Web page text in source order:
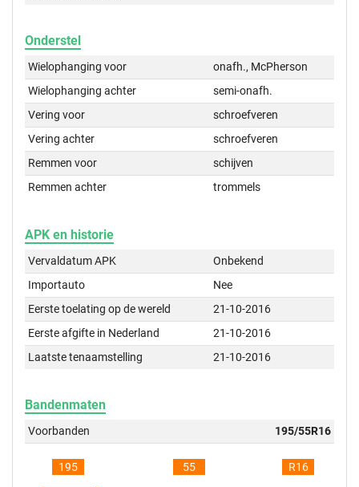
Onderstel
Wielophanging voor
onafh., McPherson
Wielophanging achter
semi-onafh.
Vering voor
schroefveren
Vering achter
schroefveren
Remmen voor
schijven
Remmen achter
trommels
APK en historie
Vervaldatum APK
Onbekend
Importauto
Nee
Eerste toelating op de wereld
21-10-2016
Eerste afgifte in Nederland
21-10-2016
Laatste tenaamstelling
21-10-2016
Bandenmaten
Voorbanden 195/55R16
195 55 R16